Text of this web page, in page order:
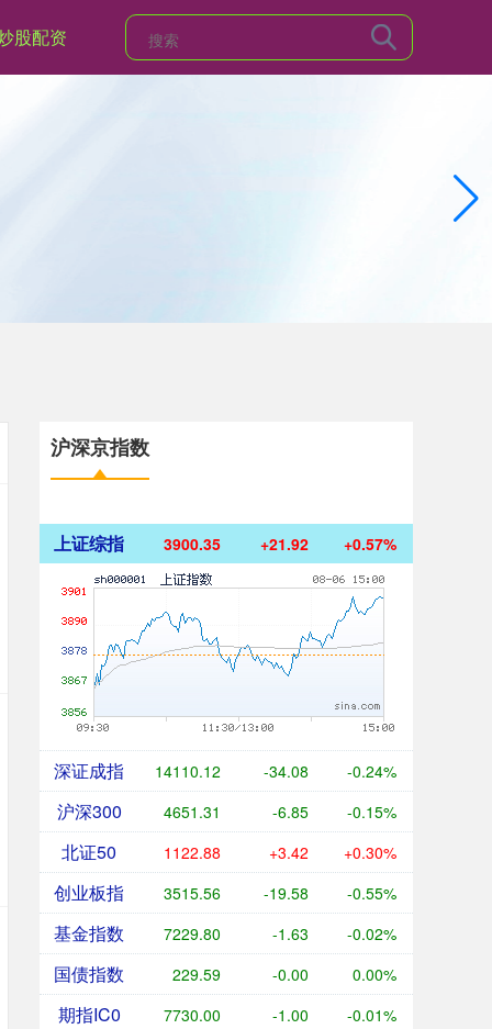
股配资
沪深京指数
上证综指 3900.35 +21.92 +0.57%
深证成指 14110.12 -34.08 -0.24%
沪深300 4651.31 -6.85 -0.15%
北证50 1122.88 +3.42 +0.30%
创业板指 3515.56 -19.58 -0.55%
基金指数 7229.80 -1.63 -0.02%
国债指数 229.59 -0.00 0.00%
期指IC0 7730.00 -1.00 -0.01%